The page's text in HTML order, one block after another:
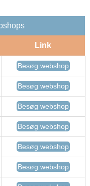
Link
Besøg webshop
Besøg webshop
Besøg webshop
Besøg webshop
Besøg webshop
Besøg webshop